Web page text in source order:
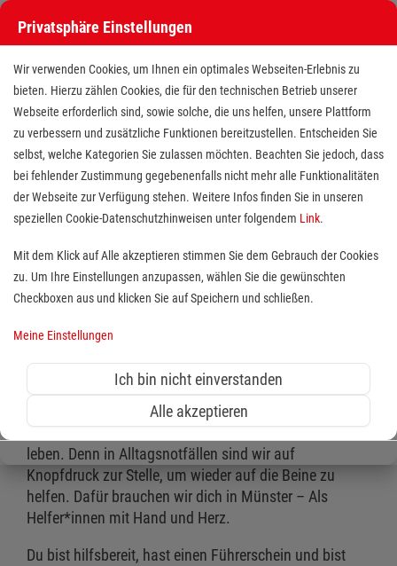
Mitarbeiter Rufbereitschaft
(m/w/d) im Hausnotruf als
Quereinsteiger
sinnvoller Arbeit dein Geld verdienen?
Unser Hausnotruf ermöglicht es älteren und kranken
Menschen sicher in den vertrauten vier Wänden zu
leben. Denn in Alltagsnotfällen sind wir auf
Knopfdruck zur Stelle, um wieder auf die Beine zu
helfen. Dafür brauchen wir dich in Münster – Als
Helfer*innen mit Hand und Herz.
Du bist hilfsbereit, hast einen Führerschein und bist
Privatsphäre Einstellungen
Wir verwenden Cookies, um Ihnen ein optimales Webseiten-Erlebnis zu
bieten. Hierzu zählen Cookies, die für den technischen Betrieb unserer
Webseite erforderlich sind, sowie solche, die uns helfen, unsere Plattform
zu verbessern und zusätzliche Funktionen bereitzustellen. Entscheiden Sie
selbst, welche Kategorien Sie zulassen möchten. Beachten Sie jedoch, dass
bei fehlender Zustimmung gegebenenfalls nicht mehr alle Funktionalitäten
der Webseite zur Verfügung stehen. Weitere Infos finden Sie in unseren
speziellen Cookie-Datenschutzhinweisen unter folgendem Link.
Mit dem Klick auf Alle akzeptieren stimmen Sie dem Gebrauch der Cookies
zu. Um Ihre Einstellungen anzupassen, wählen Sie die gewünschten
Checkboxen aus und klicken Sie auf Speichern und schließen.
Meine Einstellungen
Ich bin nicht einverstanden
Alle akzeptieren